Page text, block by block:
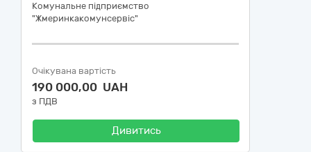
Комунальне підприємство
"Жмеринкакомунсервіс"
Очікувана вартість
190 000,00 UAH
з ПДВ
Дивитись